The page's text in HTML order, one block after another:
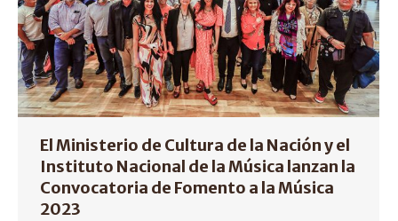
El Ministerio de Cultura de la Nación y el
Instituto Nacional de la Música lanzan la
Convocatoria de Fomento a la Música
2023